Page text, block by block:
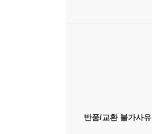
반품/교환 불가사유